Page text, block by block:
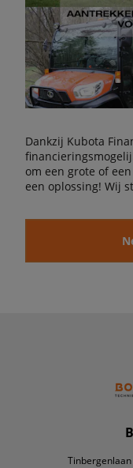
Dankzij Kubota
om een grote of
een oplossing! Wij
Tinbergenlaan